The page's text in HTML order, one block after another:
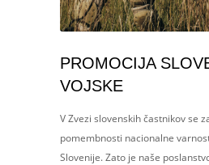
PROMOCIJA
VOJSKE
V Zvezi slovenskih častnikov se
pomembnosti nacionalne
Slovenije. Zato je naše